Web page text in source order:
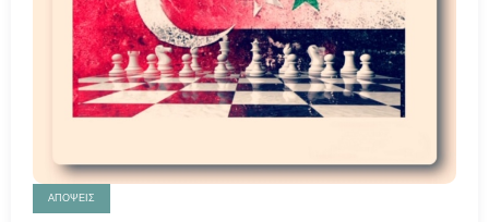
ΑΠΟΨΕΙΣ